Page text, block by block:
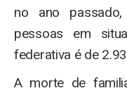
no ano
pessoas em
federativa é de
A morte de